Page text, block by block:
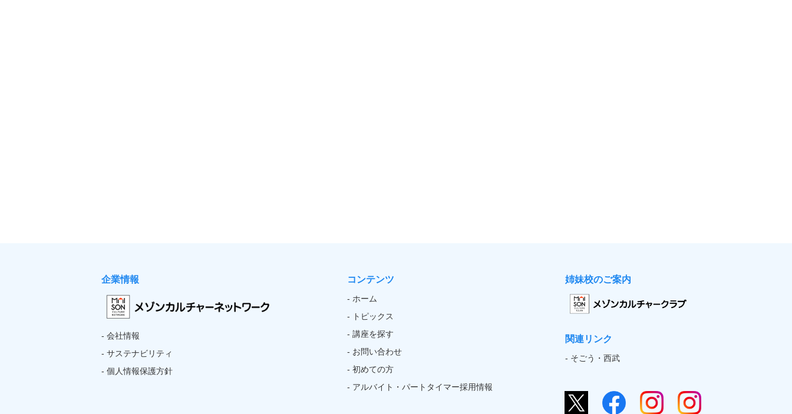
企業情報
- 会社情報
- サステナビリティ
- 個人情報保護方針
コンテンツ
- ホーム
- トピックス
- 講座を探す
- お問い合わせ
- 初めての方
- アルバイト・パートタイマー採用情報
姉妹校のご案内
関連リンク
- そごう・西武